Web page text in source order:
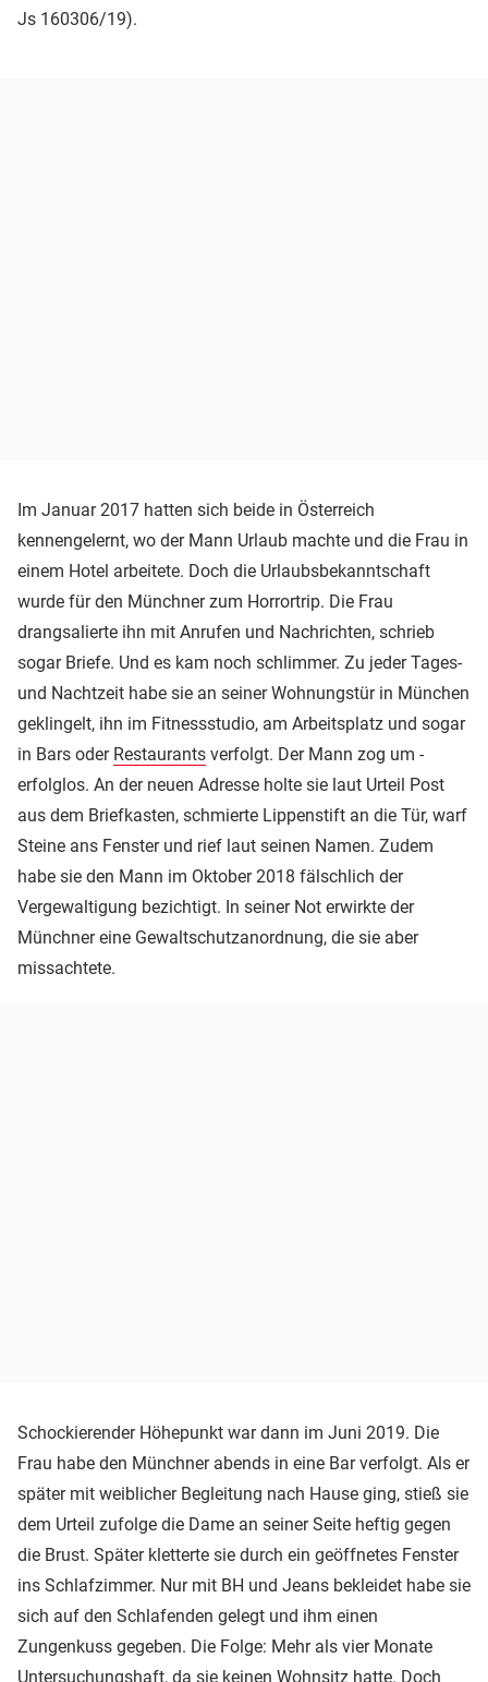
Js 160306/19).
Im Januar 2017 hatten sich beide in Österreich
kennengelernt, wo der Mann Urlaub machte und die Frau in
einem Hotel arbeitete. Doch die Urlaubsbekanntschaft
wurde für den Münchner zum Horrortrip. Die Frau
drangsalierte ihn mit Anrufen und Nachrichten, schrieb
sogar Briefe. Und es kam noch schlimmer. Zu jeder Tages-
und Nachtzeit habe sie an seiner Wohnungstür in München
geklingelt, ihn im Fitnessstudio, am Arbeitsplatz und sogar
in Bars oder Restaurants verfolgt. Der Mann zog um -
erfolglos. An der neuen Adresse holte sie laut Urteil Post
aus dem Briefkasten, schmierte Lippenstift an die Tür, warf
Steine ans Fenster und rief laut seinen Namen. Zudem
habe sie den Mann im Oktober 2018 fälschlich der
Vergewaltigung bezichtigt. In seiner Not erwirkte der
Münchner eine Gewaltschutzanordnung, die sie aber
missachtete.
Schockierender Höhepunkt war dann im Juni 2019. Die
Frau habe den Münchner abends in eine Bar verfolgt. Als er
später mit weiblicher Begleitung nach Hause ging, stieß sie
dem Urteil zufolge die Dame an seiner Seite heftig gegen
die Brust. Später kletterte sie durch ein geöffnetes Fenster
ins Schlafzimmer. Nur mit BH und Jeans bekleidet habe sie
sich auf den Schlafenden gelegt und ihm einen
Zungenkuss gegeben. Die Folge: Mehr als vier Monate
Untersuchungshaft, da sie keinen Wohnsitz hatte. Doch